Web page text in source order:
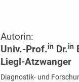
Autorin:
Univ.-Prof.in Dr.in
Liegl-Atzwanger
Diagnostik- und